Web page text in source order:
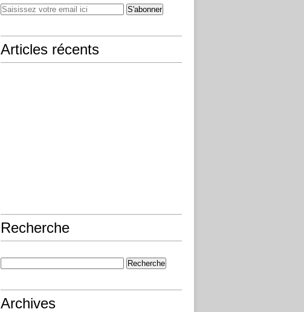
Articles récents
Recherche
Archives